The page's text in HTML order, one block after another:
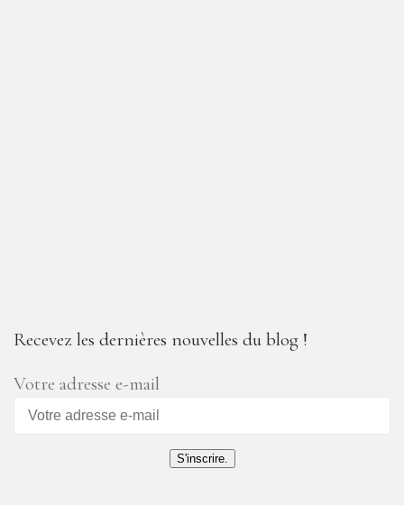
Recevez les dernières nouvelles du blog !
Votre adresse e-mail
S'inscrire.